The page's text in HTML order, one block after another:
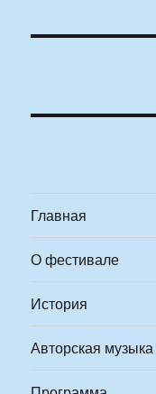
Главная
О фестивале
История
Авторская музыка